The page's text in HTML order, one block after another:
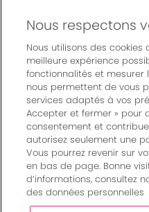
Suivez-nous
© Bordeaux Events And
20088 - 33070
Règlement
Un événement organisé
Charte de protection
Nous respectons
Nous utilisons des
meilleure expérience
fonctionnalités et mesurer
nous permettent de vous
services adaptés à vos
Accepter et fermer » pour
consentement et
autorisez seulement une
Vous pourrez revenir sur
en bas de page. Bonne
d’informations, consultez
des données personnelles